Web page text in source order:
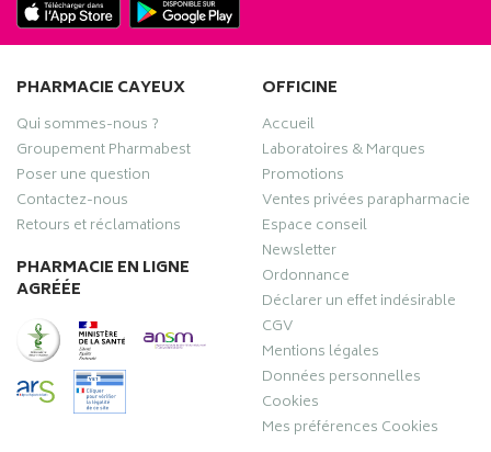
PHARMACIE CAYEUX
Qui sommes-nous ?
Groupement Pharmabest
Poser une question
Contactez-nous
Retours et réclamations
PHARMACIE EN LIGNE
AGRÉÉE
OFFICINE
Accueil
Laboratoires & Marques
Promotions
Ventes privées parapharmacie
Espace conseil
Newsletter
Ordonnance
Déclarer un effet indésirable
CGV
Mentions légales
Données personnelles
Cookies
Mes préférences Cookies